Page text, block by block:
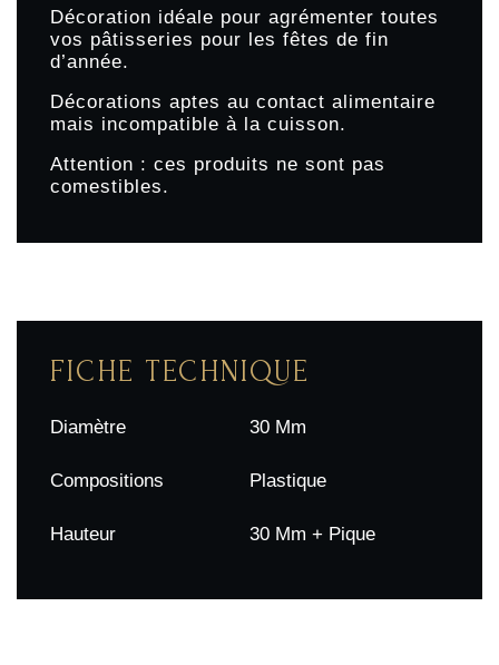
Décoration idéale pour agrémenter toutes
vos pâtisseries pour les fêtes de fin
d’année.
Décorations aptes au contact alimentaire
mais incompatible à la cuisson.
Attention : ces produits ne sont pas
comestibles.
FICHE TECHNIQUE
Diamètre 30 Mm
Compositions Plastique
Hauteur 30 Mm + Pique